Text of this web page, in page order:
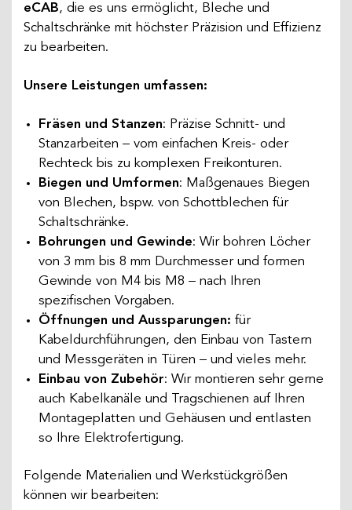
eCAB, die es uns ermöglicht, Bleche und
Schaltschränke mit höchster Präzision und Effizienz
zu bearbeiten.
Unsere Leistungen umfassen:
Fräsen und Stanzen: Präzise Schnitt- und
Stanzarbeiten – vom einfachen Kreis- oder
Rechteck bis zu komplexen Freikonturen.
Biegen und Umformen: Maßgenaues Biegen
von Blechen, bspw. von Schottblechen für
Schaltschränke.
Bohrungen und Gewinde: Wir bohren Löcher
von 3 mm bis 8 mm Durchmesser und formen
Gewinde von M4 bis M8 – nach Ihren
spezifischen Vorgaben.
Öffnungen und Aussparungen: für
Kabeldurchführungen, den Einbau von Tastern
und Messgeräten in Türen – und vieles mehr.
Einbau von Zubehör: Wir montieren sehr gerne
auch Kabelkanäle und Tragschienen auf Ihren
Montageplatten und Gehäusen und entlasten
so Ihre Elektrofertigung.
Folgende Materialien und Werkstückgrößen
können wir bearbeiten: